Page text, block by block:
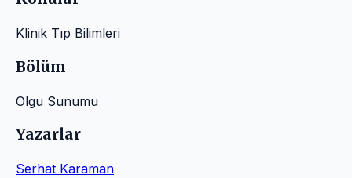
Klinik Tıp Bilimleri
Bölüm
Olgu Sunumu
Yazarlar
Serhat Karaman